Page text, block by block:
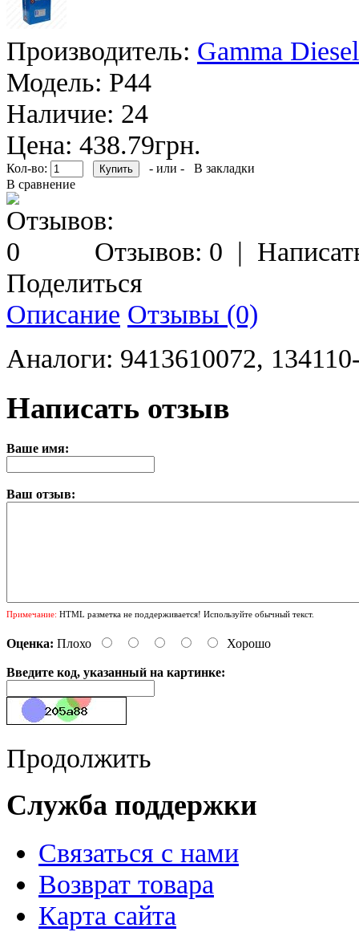
Производитель: Gamma Diesel
Модель: P44
Наличие: 24
Цена: 438.79грн.
Кол-во: - или -
В закладки
В сравнение
Отзывов: 0 |
Поделиться
Описание Отзывы (0)
Аналоги: 9413610072,
Написать отзыв
Ваше имя:
Ваш отзыв:
Примечание: HTML разметка не поддерживается! Используйте обычный текст.
Оценка: Плохо Хорошо
Введите код, указанный на картинке:
Продолжить
Служба поддержки
Связаться с нами
Возврат товара
Карта сайта